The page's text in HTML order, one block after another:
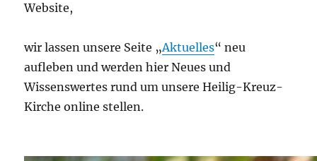
Website,
wir lassen unsere Seite „Aktuelles“ neu
aufleben und werden hier Neues und
Wissenswertes rund um unsere Heilig-Kreuz-
Kirche online stellen.